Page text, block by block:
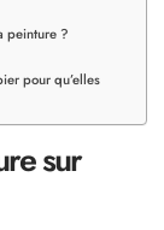
peinture ?
pour qu’elles
sur